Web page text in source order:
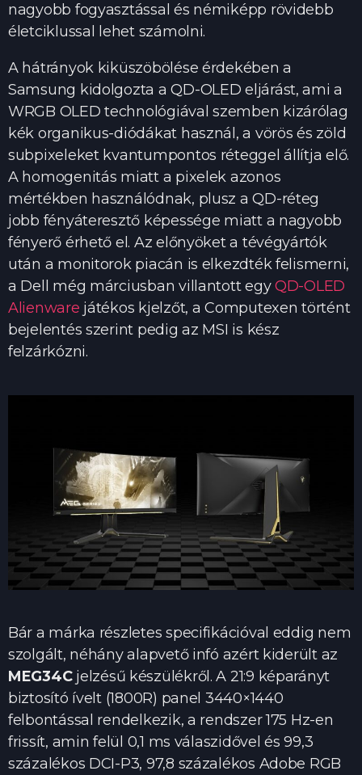
nagyobb fogyasztással és némiképp rövidebb
életciklussal lehet számolni.
A hátrányok kiküszöbölése érdekében a
Samsung kidolgozta a QD-OLED eljárást, ami a
WRGB OLED technológiával szemben kizárólag
kék organikus-diódákat használ, a vörös és zöld
subpixeleket kvantumpontos réteggel állítja elő.
A homogenitás miatt a pixelek azonos
mértékben használódnak, plusz a QD-réteg
jobb fényáteresztő képessége miatt a nagyobb
fényerő érhető el. Az előnyöket a tévégyártók
után a monitorok piacán is elkezdték felismerni,
a Dell még márciusban villantott egyQD-OLED
Alienware játékos kjelzőt, a Computexen történt
bejelentés szerint pedig az MSI is kész
felzárkózni.
Bár a márka részletes specifikációval eddig nem
szolgált, néhány alapvető infó azért kiderült az
MEG34Cjelzésű készülékről. A 21:9 képarányt
biztosító ívelt (1800R) panel 3440×1440
felbontással rendelkezik, a rendszer 175 Hz-en
frissít, amin felül 0,1 ms válaszidővel és 99,3
százalékos DCI-P3, 97,8 százalékos Adobe RGB